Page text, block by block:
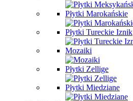
Płytki Marokańskie
Płytki Tureckie Iznik
Mozaiki
Płytki Zellige
Płytki Miedziane